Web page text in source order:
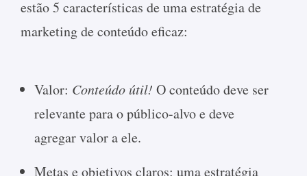
estão 5 características de uma estratégia de
marketing de conteúdo eficaz:
Valor: Conteúdo útil! O conteúdo deve ser
relevante para o público-alvo e deve
agregar valor a ele.
Metas e objetivos claros: uma estratégia